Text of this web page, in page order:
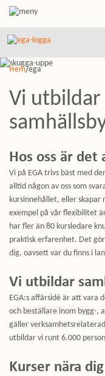
Hem/ega
Vi utbildar
Hos oss är det
Vi på EGA trivs bäst med
alltid någon av oss som
kursinnehållet, eller skapar
exempel på vår flexibilitet
har fler än 80 kursledare
praktisk erfarenhet. Det
dig, oavsett var du finns i
Vi utbildar
EGA:s affärsidé är att vara
och beställare inom bygg-,
gäller
utbildar vi runt 6.000
Kurser nära dig